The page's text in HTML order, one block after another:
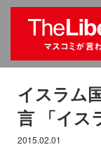
イスラム
言 「イス
2015.02.01